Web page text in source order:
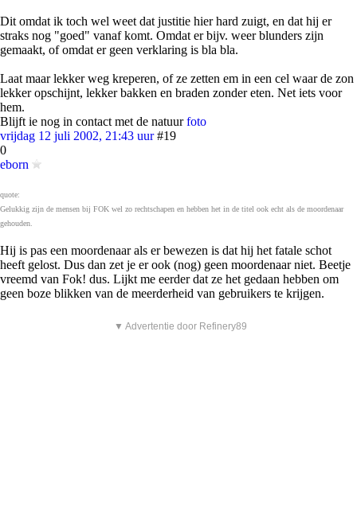
Dit omdat ik toch wel weet dat justitie hier hard zuigt, en dat hij er
straks nog "goed" vanaf komt. Omdat er bijv. weer blunders zijn
gemaakt, of omdat er geen verklaring is bla bla.
Laat maar lekker weg kreperen, of ze zetten em in een cel waar de zon
lekker opschijnt, lekker bakken en braden zonder eten. Net iets voor
hem.
Blijft ie nog in contact met de natuurfoto
vrijdag 12 juli 2002, 21:43 uur #19
0
eborn
quote:
Gelukkig zijn de mensen bij FOK wel zo rechtschapen en hebben het in de titel ook echt als de moordenaar
gehouden.
Hij is pas een moordenaar als er bewezen is dat hij het fatale schot
heeft gelost. Dus dan zet je er ook (nog) geen moordenaar niet. Beetje
vreemd van Fok! dus. Lijkt me eerder dat ze het gedaan hebben om
geen boze blikken van de meerderheid van gebruikers te krijgen.
▼ Advertentie door Refinery89